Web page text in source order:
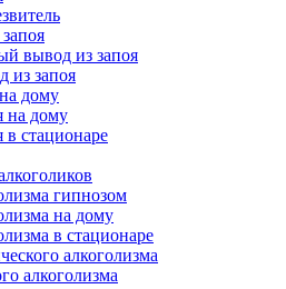
вывод из запоя
из запоя
дому
на дому
в стационаре
гипнозом
на дому
в стационаре
алкоголизма
алкоголизма